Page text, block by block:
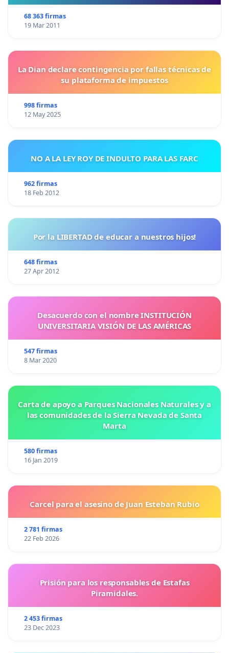
68 363 firmas
19 Mar 2011
La Dian declare contingencia por fallas técnicas de
su plataforma de impuestos
998 firmas
12 May 2025
NO A LA LEY ROY DE INDULTO PARA LAS FARC
962 firmas
18 Feb 2012
Por la LIBERTAD de educar a nuestros hijos!
648 firmas
27 Apr 2012
Desacuerdo con el nombre INSTITUCIÓN
UNIVERSITARIA VISIÓN DE LAS AMÉRICAS
547 firmas
8 Mar 2020
Carta de apoyo a Parques Nacionales Naturales y a
las comunidades de la Sierra Nevada de Santa
Marta
580 firmas
16 Jan 2019
Carcel para el asesino de Juan Esteban Rubio
2 781 firmas
22 Feb 2026
Prisión para los responsables de Estafas
Piramidales.
2 453 firmas
23 Dec 2023